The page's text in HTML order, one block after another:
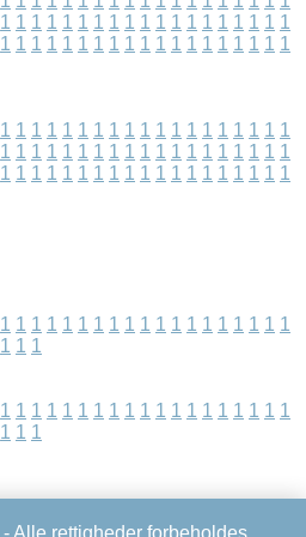
1 1 1 1 1 1 1 1 1 1 1 1 1 1 1 1 1 1 1
1 1 1 1 1 1 1 1 1 1 1 1 1 1 1 1 1 1 1
1 1 1 1 1 1 1 1 1 1 1 1 1 1 1 1 1 1 1
1 1 1 1 1 1 1 1 1 1 1 1 1 1 1 1 1 1 1
1 1 1 1 1 1 1 1 1 1 1 1 1 1 1 1 1 1 1
1 1 1 1 1 1 1 1 1 1 1 1 1 1 1 1 1 1 1
1 1 1
1 1 1 1 1 1 1 1 1 1 1 1 1 1 1 1 1 1 1
1 1 1
- Alle rettigheder forbeholdes